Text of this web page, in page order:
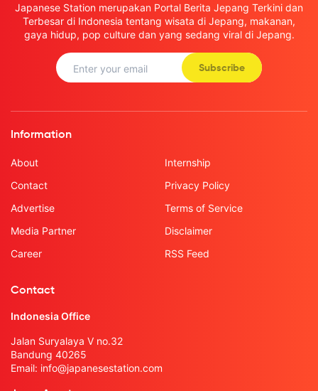
Japanese Station merupakan Portal Berita Jepang Terkini dan
Terbesar di Indonesia tentang wisata di Jepang, makanan,
gaya hidup, pop culture dan yang sedang viral di Jepang.
Subscribe
Information
About
Contact
Advertise
Media Partner
Career
Internship
Privacy Policy
Terms of Service
Disclaimer
RSS Feed
Contact
Indonesia Office
Jalan Suryalaya V no.32
Bandung 40265
Email: info@japanesestation.com